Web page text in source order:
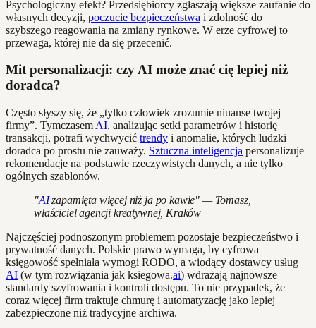
Psychologiczny efekt? Przedsiębiorcy zgłaszają większe zaufanie do
własnych decyzji, poczucie bezpieczeństwa i zdolność do
szybszego reagowania na zmiany rynkowe. W erze cyfrowej to
przewaga, której nie da się przecenić.
Mit personalizacji: czy AI może znać cię lepiej niż
doradca?
Często słyszy się, że „tylko człowiek zrozumie niuanse twojej
firmy”. Tymczasem AI, analizując setki parametrów i historię
transakcji, potrafi wychwycić trendy i anomalie, których ludzki
doradca po prostu nie zauważy. Sztuczna inteligencja personalizuje
rekomendacje na podstawie rzeczywistych danych, a nie tylko
ogólnych szablonów.
"AIzapamięta więcej niż ja po kawie" — Tomasz,
właściciel agencji kreatywnej, Kraków
Najczęściej podnoszonym problemem pozostaje bezpieczeństwo i
prywatność danych. Polskie prawo wymaga, by cyfrowa
księgowość spełniała wymogi RODO, a wiodący dostawcy usług
AI (w tym rozwiązania jak ksiegowa.ai) wdrażają najnowsze
standardy szyfrowania i kontroli dostępu. To nie przypadek, że
coraz więcej firm traktuje chmurę i automatyzację jako lepiej
zabezpieczone niż tradycyjne archiwa.